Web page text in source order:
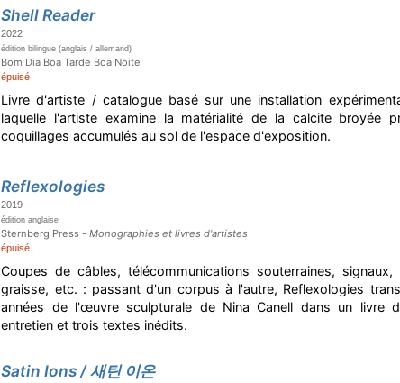
Shell Reader
2022
édition bilingue (anglais / allemand)
Bom Dia Boa Tarde Boa Noite
épuisé
Livre d'artiste / catalogue basé sur une installation
laquelle l'artiste examine la matérialité de la calcite broyée
coquillages accumulés au sol de l'espace d'exposition.
Reflexologies
2019
édition anglaise
Sternberg Press -Monographies et livres d'artistes
épuisé
Coupes de câbles, télécommunications souterraines, signaux,
graisse, etc. : passant d'un corpus à l'autre, Reflexologies
années de l'œuvre sculpturale de Nina Canell dans un livre
entretien et trois textes inédits.
Satin Ions / 새틴 이온